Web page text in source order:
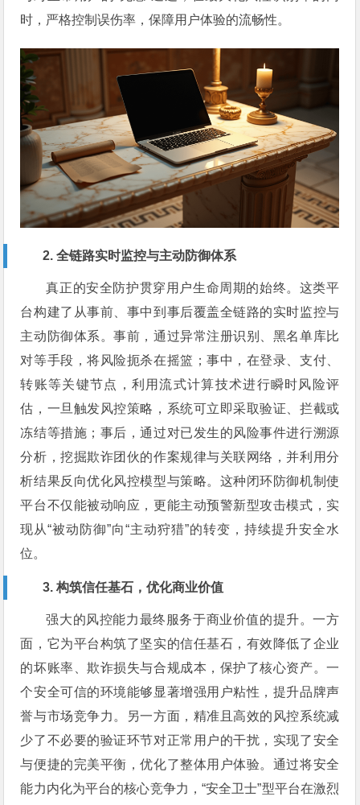
时，严格控制误伤率，保障用户体验的流畅性。
2. 全链路实时监控与主动防御体系
真正的安全防护贯穿用户生命周期的始终。这类平
台构建了从事前、事中到事后覆盖全链路的实时监控与
主动防御体系。事前，通过异常注册识别、黑名单库比
对等手段，将风险扼杀在摇篮；事中，在登录、支付、
转账等关键节点，利用流式计算技术进行瞬时风险评
估，一旦触发风控策略，系统可立即采取验证、拦截或
冻结等措施；事后，通过对已发生的风险事件进行溯源
分析，挖掘欺诈团伙的作案规律与关联网络，并利用分
析结果反向优化风控模型与策略。这种闭环防御机制使
平台不仅能被动响应，更能主动预警新型攻击模式，实
现从“被动防御”向“主动狩猎”的转变，持续提升安全水
位。
3. 构筑信任基石，优化商业价值
强大的风控能力最终服务于商业价值的提升。一方
面，它为平台构筑了坚实的信任基石，有效降低了企业
的坏账率、欺诈损失与合规成本，保护了核心资产。一
个安全可信的环境能够显著增强用户粘性，提升品牌声
誉与市场竞争力。另一方面，精准且高效的风控系统减
少了不必要的验证环节对正常用户的干扰，实现了安全
与便捷的完美平衡，优化了整体用户体验。通过将安全
能力内化为平台的核心竞争力，“安全卫士”型平台在激烈